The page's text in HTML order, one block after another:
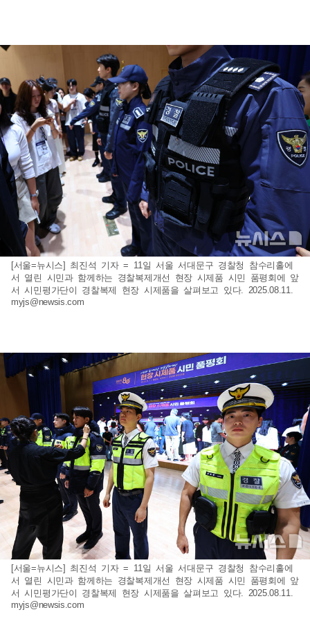
[서울=뉴시스] 최진석 기자 = 11일 서울 서대문구 경찰청 참수리홀에
서 열린 시민과 함께하는 경찰복제개선 현장 시제품 시민 품평회에 앞
서 시민평가단이 경찰복제 현장 시제품을 살펴보고 있다. 2025.08.11.
myjs@newsis.com
[서울=뉴시스] 최진석 기자 = 11일 서울 서대문구 경찰청 참수리홀에
서 열린 시민과 함께하는 경찰복제개선 현장 시제품 시민 품평회에 앞
서 시민평가단이 경찰복제 현장 시제품을 살펴보고 있다. 2025.08.11.
myjs@newsis.com